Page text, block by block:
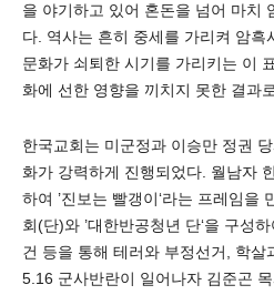
을 야기하고 있어 혼돈을 넘어 마치
다. 역사는 흔히 중세를 가리켜 암흑
문화가 쇠퇴한 시기를 가리키는 이
화에 선한 영향을 끼치지 못한 결과
한국교회는 미군정과 이승만 정권
화가 강력하게 진행되었다. 월남자
하여 ’진보는 빨갱이‘라는 프레임을
회(단)와 ’대한반공청년 단‘을 구성
건 등을 통해 테러와 부정선거, 학살
5.16 군사반란이 일어나자 김준곤